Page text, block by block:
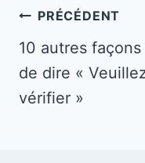
Navigation
de
l’article
PRÉCÉDENT
10 autres façons
de dire «
vérifier »